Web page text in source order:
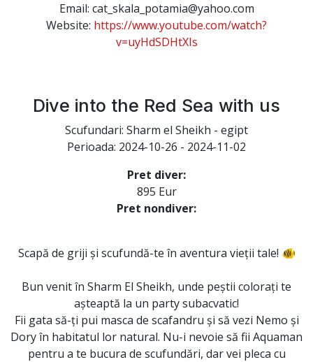
Dive into the Red Sea with us
Scufundari: Sharm el Sheikh - egipt
Perioada: 2024-10-26 - 2024-11-02
Pret diver:
895 Eur
Pret nondiver:
Scapă de griji și scufundă-te în aventura vieții tale! 🐠
Bun venit în Sharm El Sheikh, unde peștii colorați te
așteaptă la un party subacvatic!
Fii gata să-ți pui masca de scafandru și să vezi Nemo și
Dory în habitatul lor natural. Nu-i nevoie să fii Aquaman
pentru a te bucura de scufundări, dar vei pleca cu
Email: cat_skala_potamia@yahoo.com
Website: https://www.youtube.com/watch?
v=uyHdSDHtXIs